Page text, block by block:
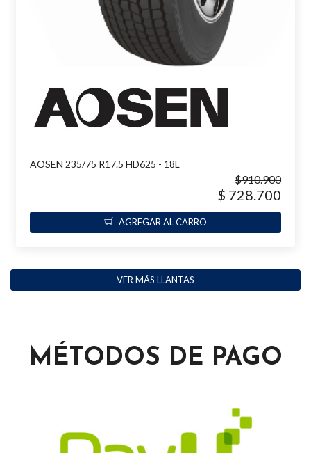
AOSEN 235/75 R17.5 HD625 - 18L
$910.900
$ 728.700
AGREGAR AL CARRO
VER MÁS LLANTAS
MÉTODOS DE PAGO